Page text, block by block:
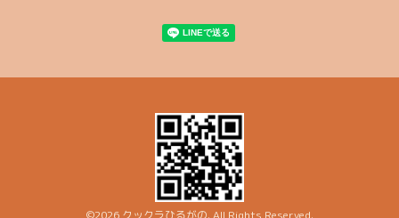
©2026 クックラひるがの. All Rights Reserved.